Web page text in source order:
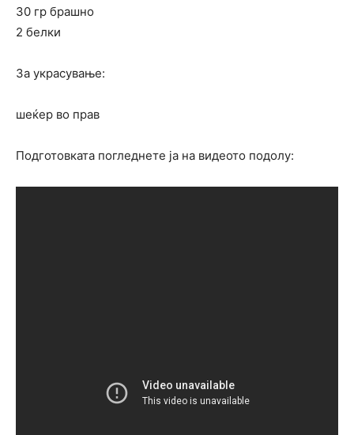
30 гр брашно
2 белки
За украсување:
шеќер во прав
Подготовката погледнете ја на видеото подолу: